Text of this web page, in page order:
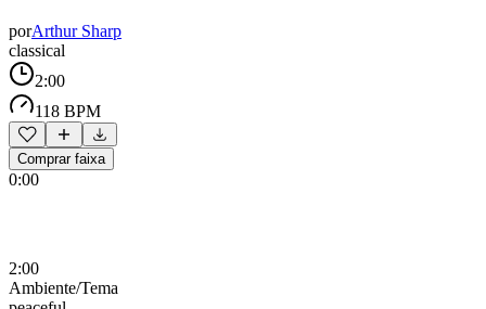
porArthur Sharp
classical
2:00
118 BPM
Comprar faixa
0:00
2:00
Ambiente/Tema